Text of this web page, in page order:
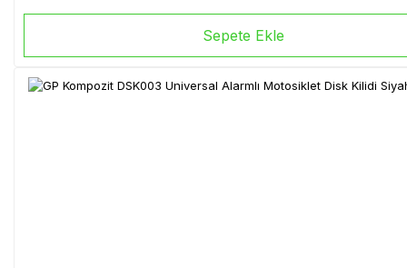
Sepete Ekle